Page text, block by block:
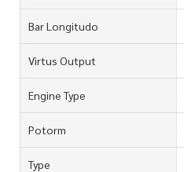
Bar Longitudo
Virtus Output
Engine Type
Potorm
Type